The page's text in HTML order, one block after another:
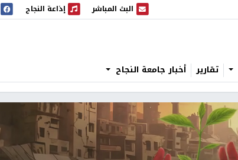
البث المباشر
البث المباشر إذاعة النجاح
إذاعة النجاح
تقارير أخبار جامعة النجاح